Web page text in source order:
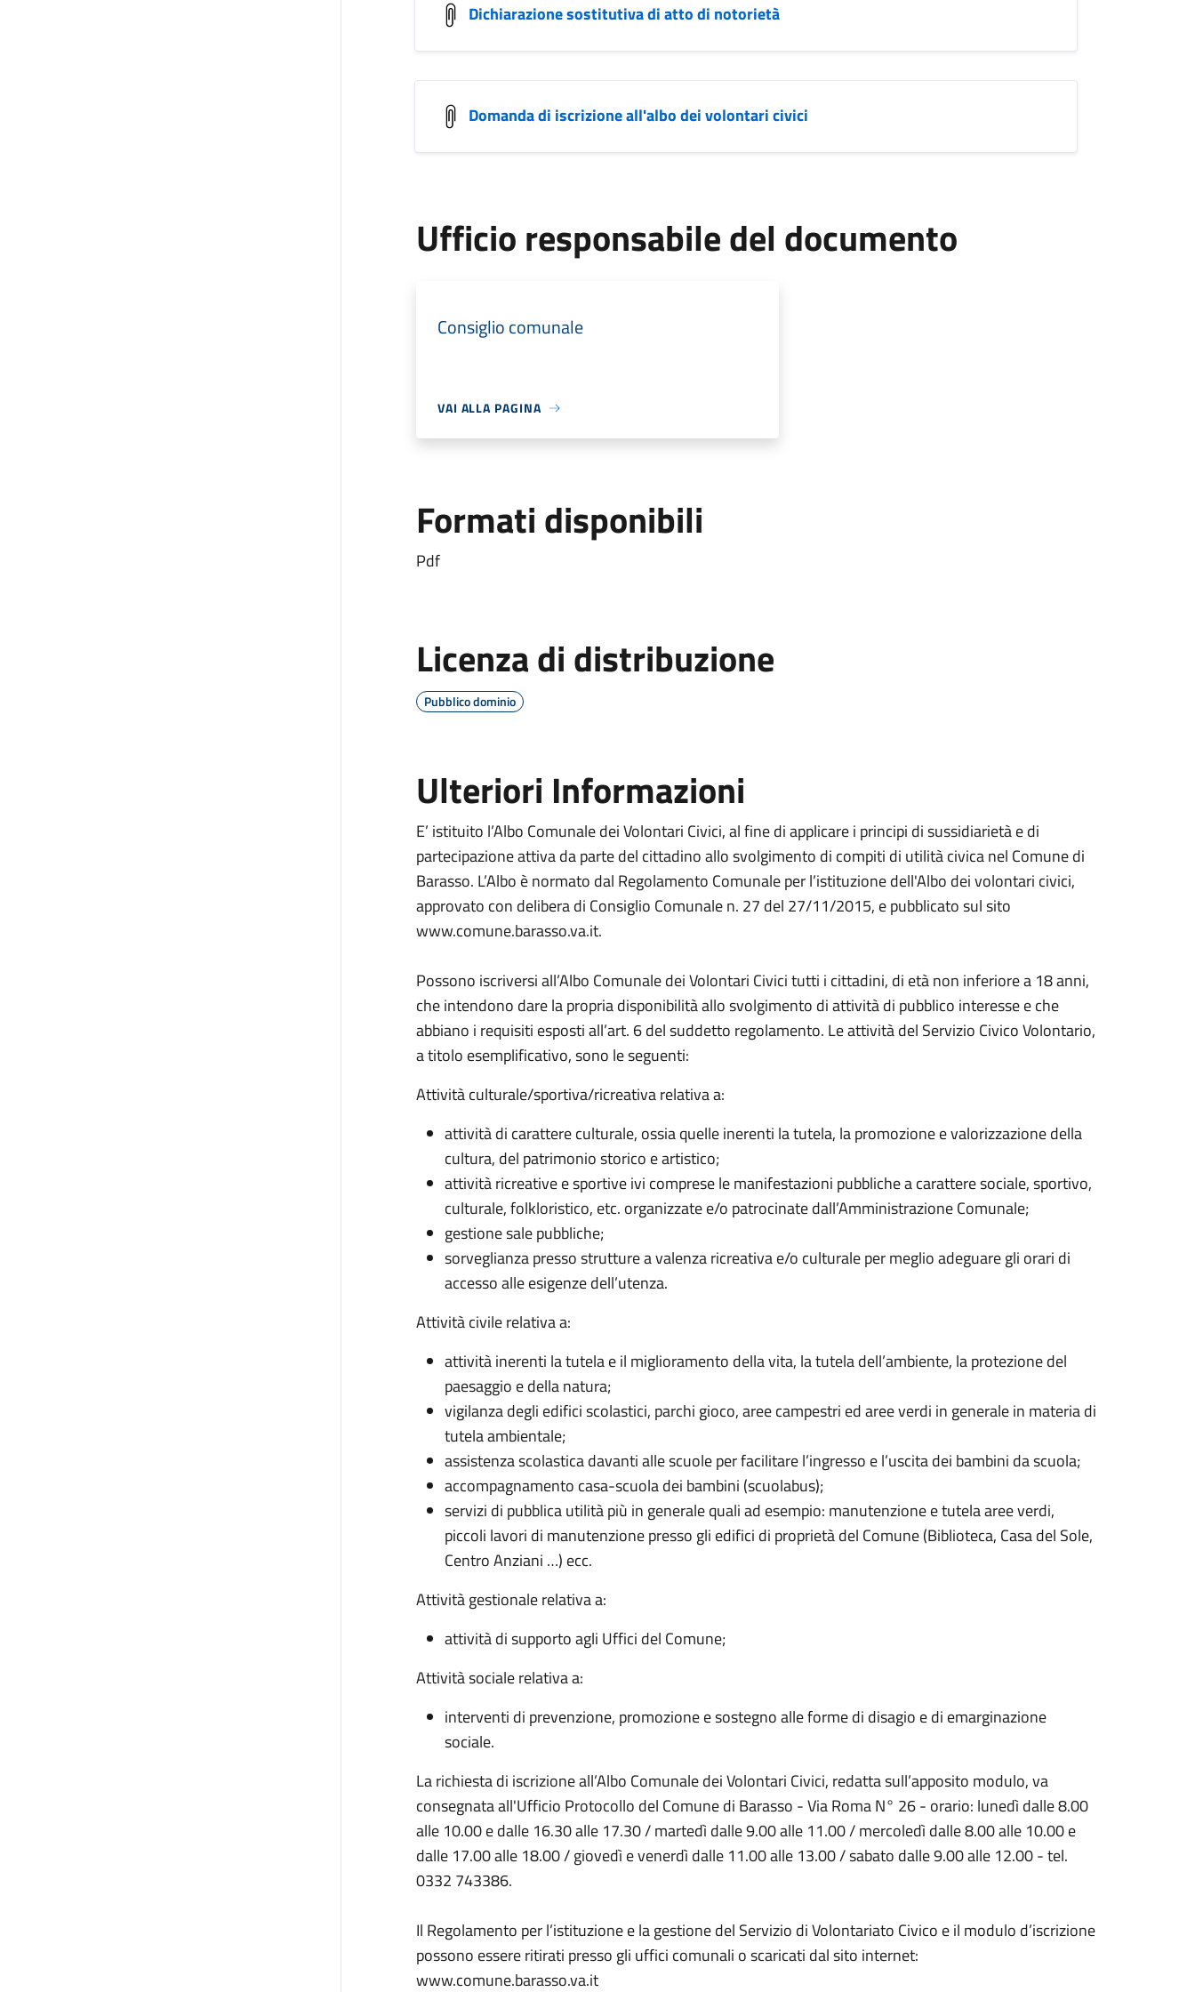
Dichiarazione sostitutiva di atto di notorietà
Domanda di iscrizione all'albo dei volontari civici
Ufficio responsabile del documento
Consiglio comunale
VAI ALLA PAGINA
Formati disponibili
Pdf
Licenza di distribuzione
Pubblico dominio
Ulteriori Informazioni
E’ istituito l’Albo Comunale dei Volontari Civici, al fine di applicare i principi di sussidiarietà e di
partecipazione attiva da parte del cittadino allo svolgimento di compiti di utilità civica nel Comune di
Barasso. L’Albo è normato dal Regolamento Comunale per l’istituzione dell'Albo dei volontari civici,
approvato con delibera di Consiglio Comunale n. 27 del 27/11/2015, e pubblicato sul sito
www.comune.barasso.va.it.
Possono iscriversi all’Albo Comunale dei Volontari Civici tutti i cittadini, di età non inferiore a 18 anni,
che intendono dare la propria disponibilità allo svolgimento di attività di pubblico interesse e che
abbiano i requisiti esposti all’art. 6 del suddetto regolamento. Le attività del Servizio Civico Volontario,
a titolo esemplificativo, sono le seguenti:
Attività culturale/sportiva/ricreativa relativa a:
attività di carattere culturale, ossia quelle inerenti la tutela, la promozione e valorizzazione della
cultura, del patrimonio storico e artistico;
attività ricreative e sportive ivi comprese le manifestazioni pubbliche a carattere sociale, sportivo,
culturale, folkloristico, etc. organizzate e/o patrocinate dall’Amministrazione Comunale;
gestione sale pubbliche;
sorveglianza presso strutture a valenza ricreativa e/o culturale per meglio adeguare gli orari di
accesso alle esigenze dell’utenza.
Attività civile relativa a:
attività inerenti la tutela e il miglioramento della vita, la tutela dell’ambiente, la protezione del
paesaggio e della natura;
vigilanza degli edifici scolastici, parchi gioco, aree campestri ed aree verdi in generale in materia di
tutela ambientale;
assistenza scolastica davanti alle scuole per facilitare l’ingresso e l’uscita dei bambini da scuola;
accompagnamento casa-scuola dei bambini (scuolabus);
servizi di pubblica utilità più in generale quali ad esempio: manutenzione e tutela aree verdi,
piccoli lavori di manutenzione presso gli edifici di proprietà del Comune (Biblioteca, Casa del Sole,
Centro Anziani …) ecc.
Attività gestionale relativa a:
attività di supporto agli Uffici del Comune;
Attività sociale relativa a:
interventi di prevenzione, promozione e sostegno alle forme di disagio e di emarginazione
sociale.
La richiesta di iscrizione all’Albo Comunale dei Volontari Civici, redatta sull’apposito modulo, va
consegnata all'Ufficio Protocollo del Comune di Barasso - Via Roma N° 26 - orario: lunedì dalle 8.00
alle 10.00 e dalle 16.30 alle 17.30 / martedì dalle 9.00 alle 11.00 / mercoledì dalle 8.00 alle 10.00 e
dalle 17.00 alle 18.00 / giovedì e venerdì dalle 11.00 alle 13.00 / sabato dalle 9.00 alle 12.00 - tel.
0332 743386.
Il Regolamento per l’istituzione e la gestione del Servizio di Volontariato Civico e il modulo d’iscrizione
possono essere ritirati presso gli uffici comunali o scaricati dal sito internet:
www.comune.barasso.va.it